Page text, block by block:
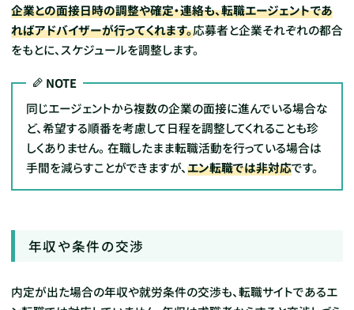
企業との面接日時の調整や確定・連絡も、転職エージェントであ
ればアドバイザーが行ってくれます。応募者と企業それぞれの都合
をもとに、スケジュールを調整します。
NOTE
同じエージェントから複数の企業の面接に進んでいる場合な
ど、希望する順番を考慮して日程を調整してくれることも珍
しくありません。 在職したまま転職活動を行っている場合は
手間を減らすことができますが、エン転職では非対応です。
年収や条件の交渉
内定が出た場合の年収や就労条件の交渉も、転職サイトであるエ